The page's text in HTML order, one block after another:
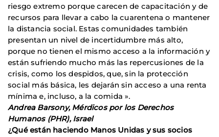
riesgo extremo porque carecen de capacitación y de
recursos para llevar a cabo la cuarentena o mantener
la distancia social. Estas comunidades también
presentan un nivel de incertidumbre más alto,
porque no tienen el mismo acceso a la información y
están sufriendo mucho más las repercusiones de la
crisis, como los despidos, que, sin la protección
social más básica, les dejarán sin acceso a una renta
mínima e, incluso, a la comida ».
Andrea Barsony, Mérdicos por los Derechos
Humanos (PHR), Israel
¿Qué están haciendo Manos Unidas y sus socios